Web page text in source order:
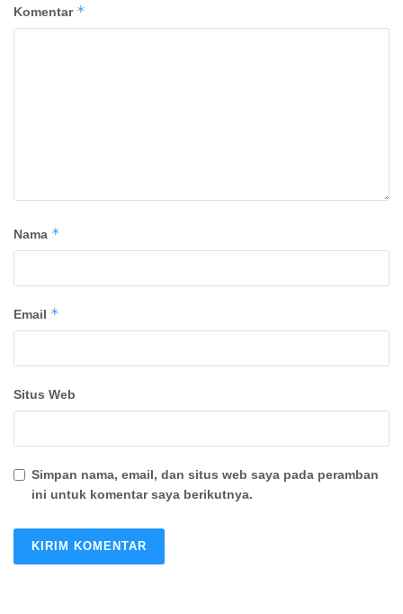
Komentar *
Nama *
Email *
Situs Web
Simpan nama, email, dan situs web saya pada peramban
ini untuk komentar saya berikutnya.